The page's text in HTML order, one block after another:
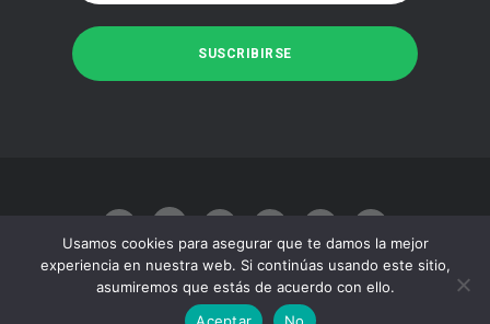
Made with byJuan José Baeza
Usamos cookies para asegurar que te damos la mejor
experiencia en nuestra web. Si continúas usando este sitio,
asumiremos que estás de acuerdo con ello.
Aceptar
No